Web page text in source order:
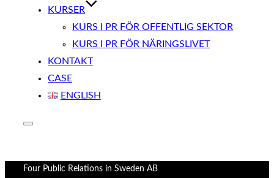
KURSER
KURS I PR FÖR OFFENTLIG SEKTOR
KURS I PR FÖR NÄRINGSLIVET
KONTAKT
CASE
ENGLISH
Slå
navigation
Four Public Relations in Sweden AB